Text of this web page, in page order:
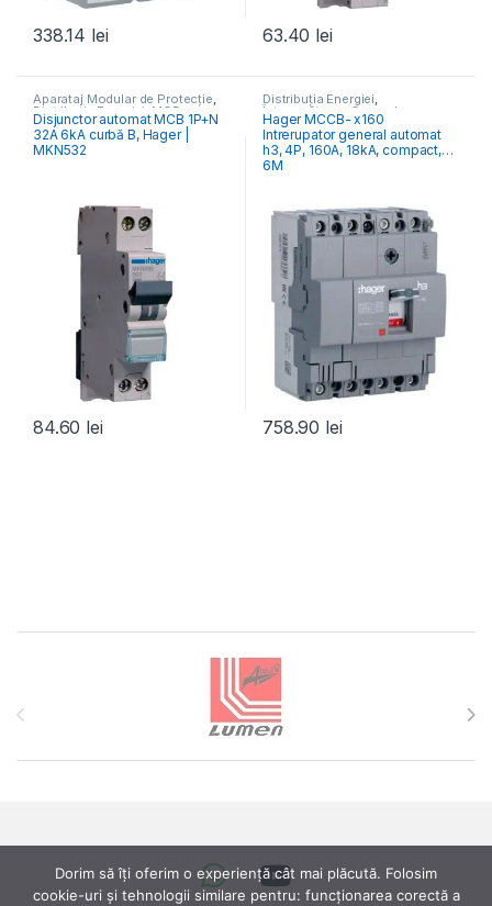
338.14 lei 63.40 lei
Aparataj Modular de Protecție,
Distribuția Energiei , MCB
Întrerupătoare Automate
Disjunctor automat MCB 1P+N
32A 6kA curbă B, Hager |
MKN532
84.60 lei
Distribuția Energiei,
Întrerupătoare Generale
Hager MCCB- x160
Intrerupator general automat
h3, 4P, 160A, 18kA, compact,
6M
758.90 lei
Dorim să îți oferim o experiență cât mai plăcută. Folosim
cookie-uri și tehnologii similare pentru: funcționarea corectă a